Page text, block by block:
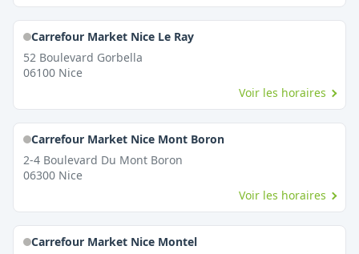
Carrefour Market Nice Le Ray
52 Boulevard Gorbella
06100 Nice
Voir les horaires
Carrefour Market Nice Mont Boron
2-4 Boulevard Du Mont Boron
06300 Nice
Voir les horaires
Carrefour Market Nice Montel